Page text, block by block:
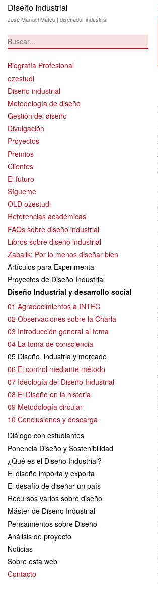
Diseño Industrial
José Manuel Mateo | diseñador industrial
Biografía Profesional
ozestudi
Diseño industrial
Metodología de diseño
Gestión del diseño
Divulgación
Proyectos
Premios
Clientes
El futuro
Sígueme
OLD ozestudi
Referencias académicas
FAQs sobre diseño industrial
Libros sobre diseño industrial
Zabalik: Por lo menos diseñar bien
Artículos para Experimenta
Proyectos de Diseño Industrial
Diseño Industrial y desarrollo social
01 Agradecimientos a INTEC
02 Observaciones sobre la Charla
03 Introducción general al tema
04 La toma de consciencia
05 Diseño, industria y mercado
06 El control mediante método
07 Ideología del Diseño Industrial
08 El Diseño en la historia
09 Metodología circular
10 Conclusiones y descarga
Diálogo con estudiantes
Ponencia Diseño y Sostenibilidad
¿Qué es el Diseño Industrial?
El diseño importa y exporta
El desafío de diseñar un país
Recursos varios sobre diseño
Máster de Diseño Industrial
Pensamientos sobre Diseño
Análisis de proyecto
Noticias
Sobre esta web
Contacto